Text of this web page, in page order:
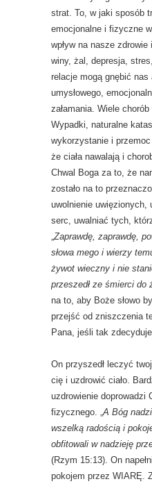
strat. To, w jaki sposób
emocjonalne i fizyczne
wpływ na nasze
winy, żal, depresja,
relacje mogą gnębić nas
umysłowego,
załamania. Wiele
Wypadki, naturalne
wykorzystanie i
że ciała nawalają i
Chwal Boga za to, że
zostało na to
uwolnienie uwięzionych,
serc, uwalniać tych,
„Zaprawdę, zaprawdę,
słowa mego i wierzy
żywot wieczny i nie
przeszedł ze śmierci do
na to, aby Boże słowo
przejść od zniszczenia
Pana, jeśli tak
On przyszedł leczyć
cię i uzdrowić ciało.
uzdrowienie doprowadzi
fizycznego. „A Bóg
wszelką radością i
obfitowali w nadzieję
(Rzym 15:13). On
pokojem przez WIARĘ.